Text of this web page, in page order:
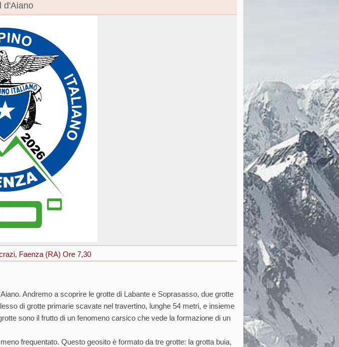
d'Aiano
Faenza (RA) Ore 7,30
Andremo a scoprire le grotte di Labante e Soprasasso, due grotte
di grotte primarie scavate nel travertino, lunghe 54 metri, e insieme
sono il frutto di un fenomeno carsico che vede la formazione di un
frequentato. Questo geosito è formato da tre grotte: la grotta buia,